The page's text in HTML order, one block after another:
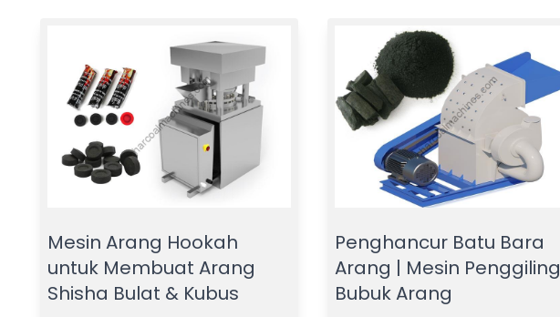
Mesin Arang Hookah
untuk Membuat Arang
Shisha Bulat & Kubus
Penghancur Batu Bara
Arang | Mesin Penggiling
Bubuk Arang